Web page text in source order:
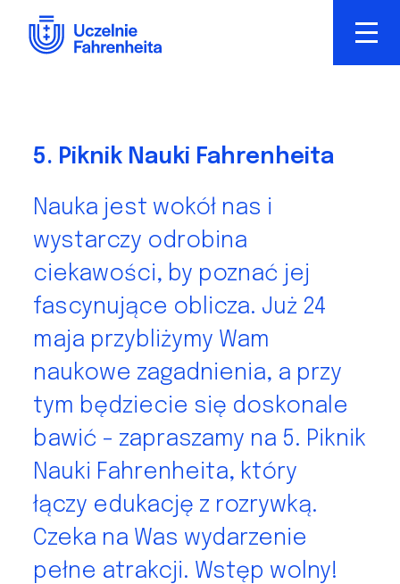
treści
5. Piknik Nauki Fahrenheita
Nauka jest wokół nas i
wystarczy odrobina
ciekawości, by poznać jej
fascynujące oblicza. Już 24
maja przybliżymy Wam
naukowe zagadnienia, a przy
tym będziecie się doskonale
bawić - zapraszamy na 5. Piknik
Nauki Fahrenheita, który
łączy edukację z rozrywką.
Czeka na Was wydarzenie
pełne atrakcji. Wstęp wolny!